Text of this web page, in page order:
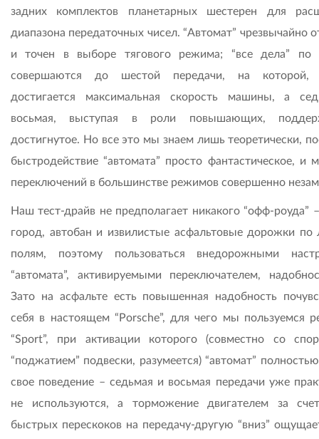
задних комплектов планетарных шестерен для
диапазона передаточных чисел. “Автомат” чрезвычайно
и точен в выборе тягового режима; “все дела” по
совершаются до шестой передачи, на которой,
достигается максимальная скорость машины, а
восьмая, выступая в роли повышающих,
достигнутое. Но все это мы знаем лишь теоретически,
быстродействие “автомата” просто фантастическое, и
переключений в большинстве режимов совершенно
Наш тест-драйв не предполагает никакого “офф-роуда”
город, автобан и извилистые асфальтовые дорожки по
полям, поэтому пользоваться внедорожными
“автомата”, активируемыми переключателем,
Зато на асфальте есть повышенная надобность
себя в настоящем “Porsche”, для чего мы пользуемся
“Sport”, при активации которого (совместно со
“поджатием” подвески, разумеется) “автомат”
свое поведение – седьмая и восьмая передачи уже
не используются, а торможение двигателем за
быстрых перескоков на передачу-другую “вниз”